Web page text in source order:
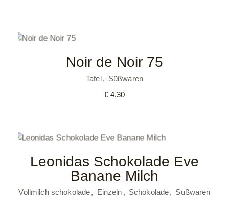
Noir de Noir 75
Tafel
Süßwaren
€4,30
Leonidas Schokolade Eve
Banane Milch
Vollmilch schokolade Einzeln Schokolade
Süßwaren